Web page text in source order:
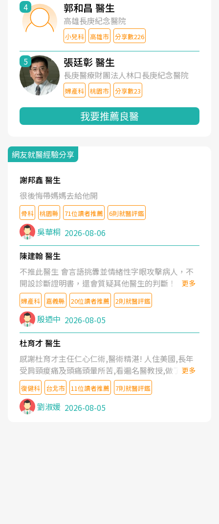
4 郭和昌 醫生
高雄長庚紀念醫院
小兒科 高雄市 分享數226
5 張廷彰 醫生
長庚醫療財團法人林口長庚紀念醫院
婦產科 桃園市 分享數23
我要推薦良醫
網友就醫經驗分享
謝邦鑫 醫生
很後悔帶媽媽去給他開
骨科 桃園縣 71位讀者推薦 6則就醫評鑑
吳華桐 2026-08-06
陳建翰 醫生
不推此醫生 會言語挑釁並情緒性字眼攻擊病人，不
開設診斷證明書，還會質疑其他醫生的判斷！
更多
婦產科 嘉義縣 20位讀者推薦 2則就醫評鑑
殷迺中 2026-08-05
杜育才 醫生
感謝杜育才主任仁心仁術,醫術精湛! 人住美國,長年
受肩頸痠痛及頭痛頭暈所苦,看遍名醫教授,做了各種
檢查,也嘗試過西醫打針,中醫針灸及物理徒手治療都
沒有用,後來連吃到嗎啡類止痛藥都效果有限,只是壓
症狀,沒多久就痛起來,多年失眠嚴重影響生活品質.
台灣親友介紹忠孝醫院杜育才主任是頸頭症候群專
更多
復健科 台北市 11位讀者推薦 7則就醫評鑑
劉淑媛 2026-08-05